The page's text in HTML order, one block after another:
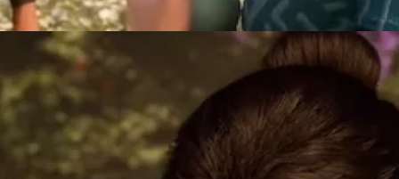
Đang mở https://manhua.edu.vn/tran-xao-thien